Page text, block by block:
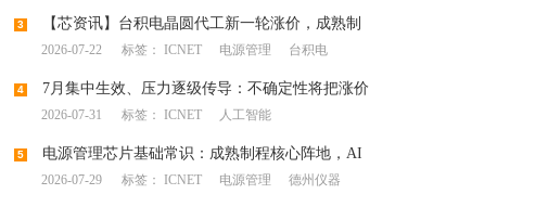
3
【芯资讯】台积电晶圆代工新一轮涨价，成熟制
程市场呈现分化
2026-07-22 标签： ICNET 电源管理 台积电
4
7月集中生效、压力逐级传导：不确定性将把涨价
潮带向何处？
2026-07-31 标签： ICNET 人工智能
5
电源管理芯片基础常识：成熟制程核心阵地，AI
时代“一飞冲天”
2026-07-29 标签： ICNET 电源管理 德州仪器